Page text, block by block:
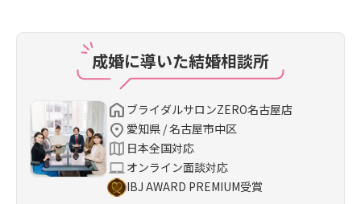
成婚に導いた結婚相談所
ブライダルサロンZERO名古屋店
愛知県 / 名古屋市中区
日本全国対応
オンライン面談対応
IBJ AWARD PREMIUM受賞